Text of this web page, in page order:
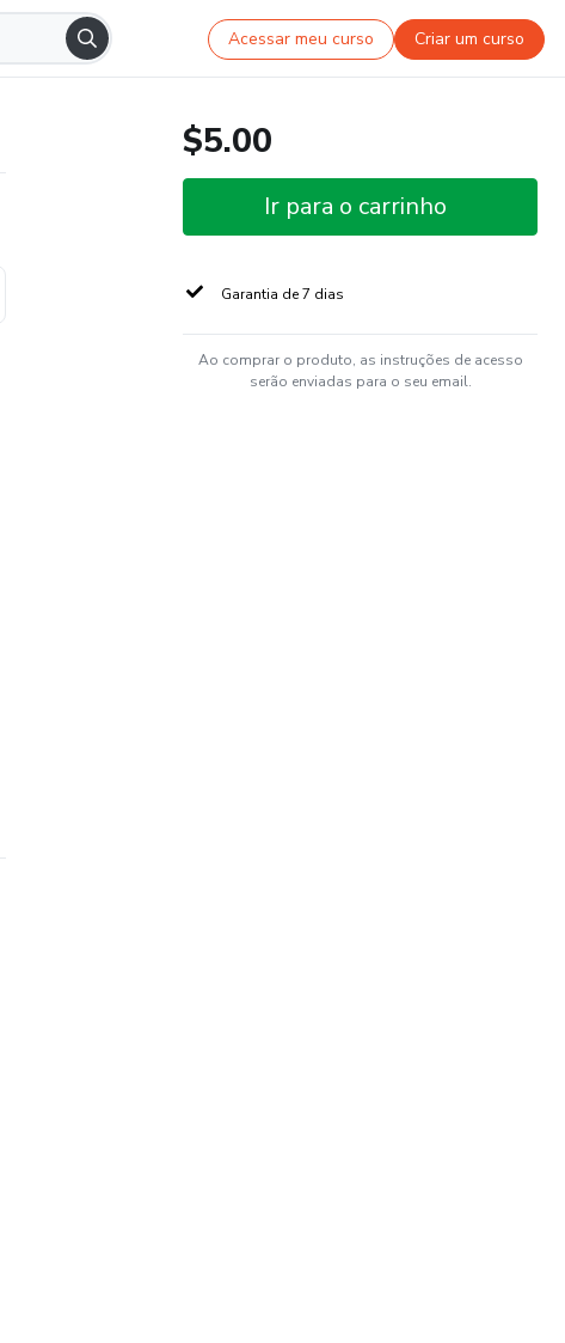
Acessar meu curso Criar um curso
$5.00
Ir para o carrinho
Garantia de 7 dias
Ao comprar o produto, as instruções de acesso
serão enviadas para o seu email.